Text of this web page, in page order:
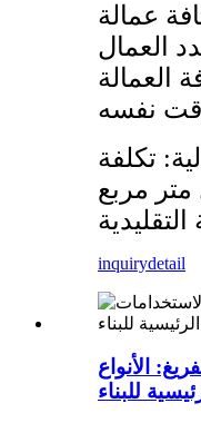
عمالة
العمال
العمالة
تكلفة
لكل متر مربع
inquirydetail
الأنواع
للبناء